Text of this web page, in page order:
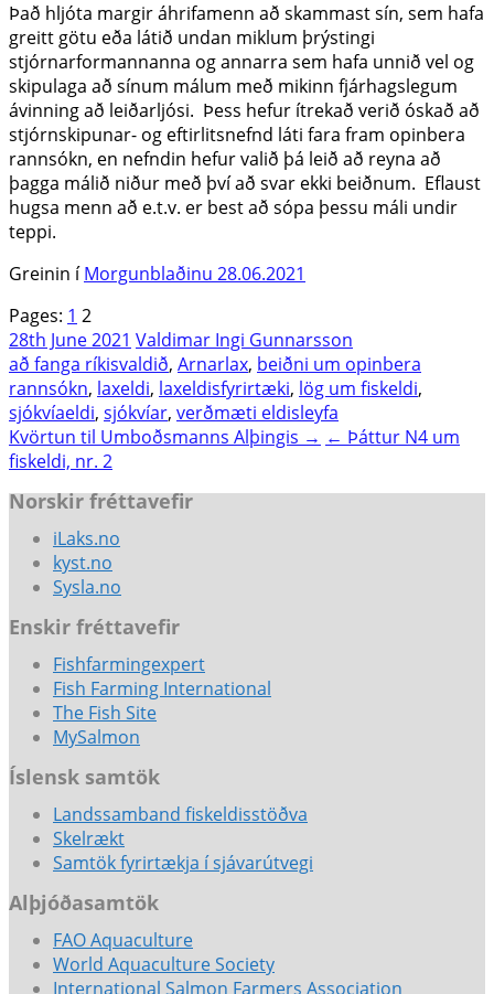
Það hljóta margir áhrifamenn að skammast sín, sem hafa
greitt götu eða látið undan miklum þrýstingi
stjórnarformannanna og annarra sem hafa unnið vel og
skipulaga að sínum málum með mikinn fjárhagslegum
ávinning að leiðarljósi. Þess hefur ítrekað verið óskað að
stjórnskipunar- og eftirlitsnefnd láti fara fram opinbera
rannsókn, en nefndin hefur valið þá leið að reyna að
þagga málið niður með því að svar ekki beiðnum. Eflaust
hugsa menn að e.t.v. er best að sópa þessu máli undir
teppi.
Greinin íMorgunblaðinu 28.06.2021
Pages: 1 2
28th June 2021 Valdimar Ingi Gunnarsson
að fanga ríkisvaldið, Arnarlax, beiðni um opinbera
rannsókn, laxeldi, laxeldisfyrirtæki, lög um fiskeldi,
sjókvíaeldi, sjókvíar, verðmæti eldisleyfa
Post
navigation
Kvörtun til Umboðsmanns Alþingis → ← Þáttur N4 um
fiskeldi, nr. 2
Norskir fréttavefir
iLaks.no
kyst.no
Sysla.no
Enskir fréttavefir
Fishfarmingexpert
Fish Farming International
The Fish Site
MySalmon
Íslensk samtök
Landssamband fiskeldisstöðva
Skelrækt
Samtök fyrirtækja í sjávarútvegi
Alþjóðasamtök
FAO Aquaculture
World Aquaculture Society
International Salmon Farmers Association